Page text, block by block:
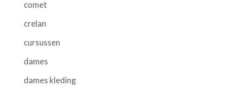
comet
crelan
cursussen
dames
dames kleding